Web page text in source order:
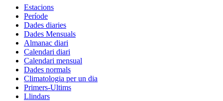
Estacions
Període
Dades diaries
Dades Mensuals
Almanac diari
Calendari diari
Calendari mensual
Dades normals
Climatologia per un dia
Primers-Ultims
Llindars